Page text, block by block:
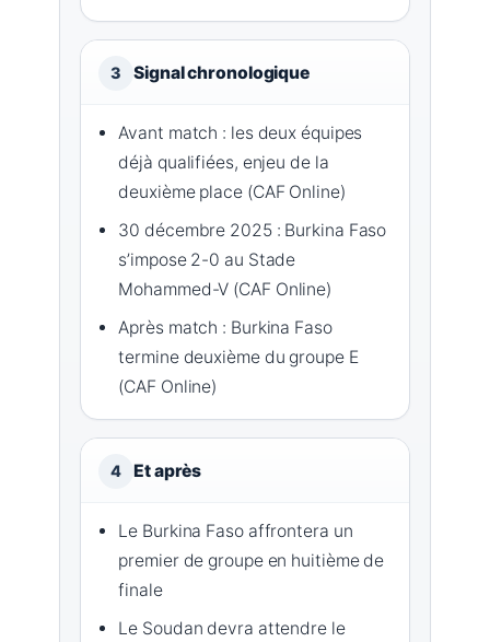
3 Signal chronologique
Avant match : les deux équipes
déjà qualifiées, enjeu de la
deuxième place (CAF Online)
30 décembre 2025 : Burkina Faso
s’impose 2-0 au Stade
Mohammed-V (CAF Online)
Après match : Burkina Faso
termine deuxième du groupe E
(CAF Online)
4 Et après
Le Burkina Faso affrontera un
premier de groupe en huitième de
finale
Le Soudan devra attendre le